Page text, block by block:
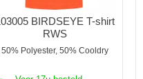
BIRDSEYE T-shirt
RWS
50% Polyester, 50% Cooldry